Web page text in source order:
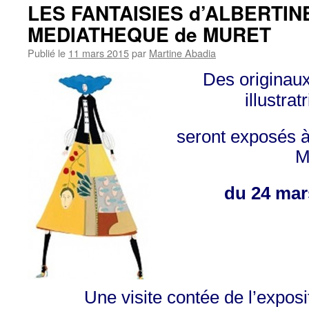
LES FANTAISIES
MEDIATHEQUE de MURET
Publié le 11 mars 2015par Martine Abadia
Des
seront exposés
du 24
Une visite contée de